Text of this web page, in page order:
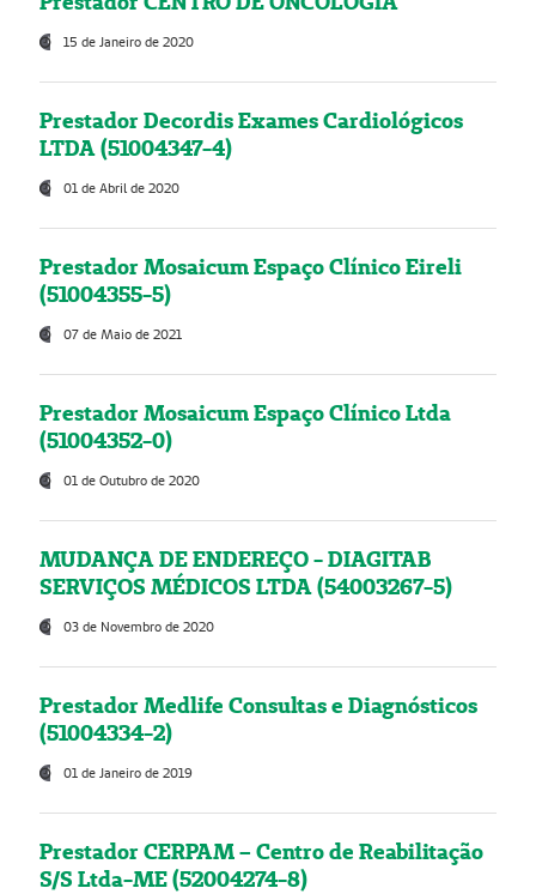
15 de Janeiro de 2020
Prestador Decordis Exames Cardiológicos
LTDA (51004347-4)
01 de Abril de 2020
Prestador Mosaicum Espaço Clínico Eireli
(51004355-5)
07 de Maio de 2021
Prestador Mosaicum Espaço Clínico Ltda
(51004352-0)
01 de Outubro de 2020
MUDANÇA DE ENDEREÇO - DIAGITAB
SERVIÇOS MÉDICOS LTDA (54003267-5)
03 de Novembro de 2020
Prestador Medlife Consultas e Diagnósticos
(51004334-2)
01 de Janeiro de 2019
Prestador CERPAM – Centro de Reabilitação
S/S Ltda-ME (52004274-8)